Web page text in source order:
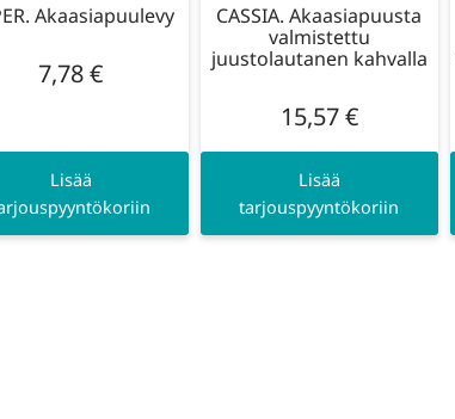
Akaasiapuulevy
7,78€
Lisää
CASSIA. Akaasiapuusta
valmistettu
juustolautanen kahvalla
15,57€
Lisää
tarjouspyyntökoriin